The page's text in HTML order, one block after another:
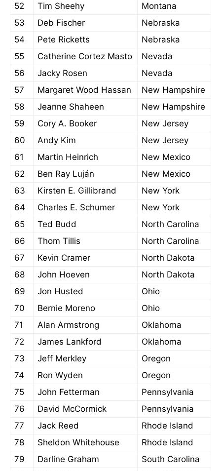
52
Tim Sheehy
Montana
53
Deb Fischer
Nebraska
54
Pete Ricketts
Nebraska
55
Catherine Cortez Masto
Nevada
56
Jacky Rosen
Nevada
57
Margaret Wood Hassan
New Hampshire
58
Jeanne Shaheen
New Hampshire
59
Cory A. Booker
New Jersey
60
Andy Kim
New Jersey
61
Martin Heinrich
New Mexico
62
Ben Ray Luján
New Mexico
63
Kirsten E. Gillibrand
New York
64
Charles E. Schumer
New York
65
Ted Budd
North Carolina
66
Thom Tillis
North Carolina
67
Kevin Cramer
North Dakota
68
John Hoeven
North Dakota
69
Jon Husted
Ohio
70
Bernie Moreno
Ohio
71
Alan Armstrong
Oklahoma
72
James Lankford
Oklahoma
73
Jeff Merkley
Oregon
74
Ron Wyden
Oregon
75
John Fetterman
Pennsylvania
76
David McCormick
Pennsylvania
77
Jack Reed
Rhode Island
78
Sheldon Whitehouse
Rhode Island
79
Darline Graham
South Carolina